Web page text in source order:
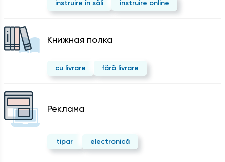
instruire în săli instruire online
Kнижная полка
cu livrare fără livrare
Реклама
tipar electronică